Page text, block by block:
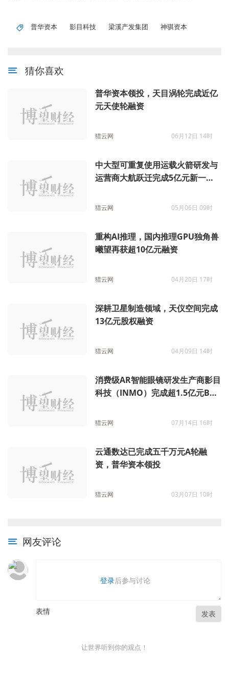
普华资本 影目科技 梁溪产发集团 神骐资本
猜你喜欢
普华资本领投，天目涡轮完成近亿
元天使轮融资
猎云网 06月12日 14时
中大型可重复使用运载火箭研发与
运营商大航跃迁完成5亿元新一轮
猎云网 05月06日 09时
重构AI推理，国内推理GPU独角兽
曦望再获超10亿元融资
猎云网 04月20日 17时
深耕卫星制造领域，天仪空间完成
13亿元股权融资
猎云网 04月09日 14时
消费级AR智能眼镜研发生产商影目
科技（INMO）完成超1.5亿元B2
猎云网 07月14日 16时
云通数达已完成五千万元A轮融
资，普华资本领投
猎云网 03月07日 10时
网友评论
登录后参与讨论
表情 发表
让世界听到你的观点！